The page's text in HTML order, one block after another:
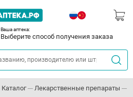
Ваша аптека:
Выберите способ получения заказа
Каталог Лекарственные препараты